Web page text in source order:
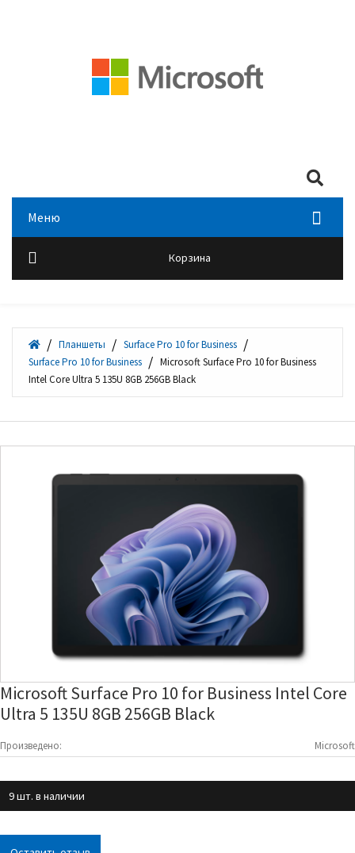
Меню
Корзина
Планшеты
Surface Pro 10 for Business
Surface Pro 10 for Business
Microsoft Surface Pro 10 for Business
Intel Core Ultra 5 135U 8GB 256GB Black
Microsoft Surface Pro 10 for Business Intel Core
Ultra 5 135U 8GB 256GB Black
Произведено: Microsoft
9 шт. в наличии